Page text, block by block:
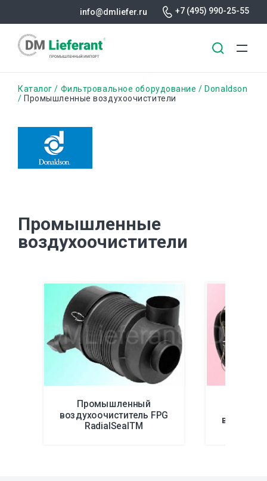
содержанию
info@dmliefer.ru +7 (495) 990-25-55
Строка
Каталог Фильтровальное оборудование
Donaldson
Промышленные воздухоочистители
Промышленные
воздухоочистители
Промышленный
воздухоочиститель FPG
RadialSealTM